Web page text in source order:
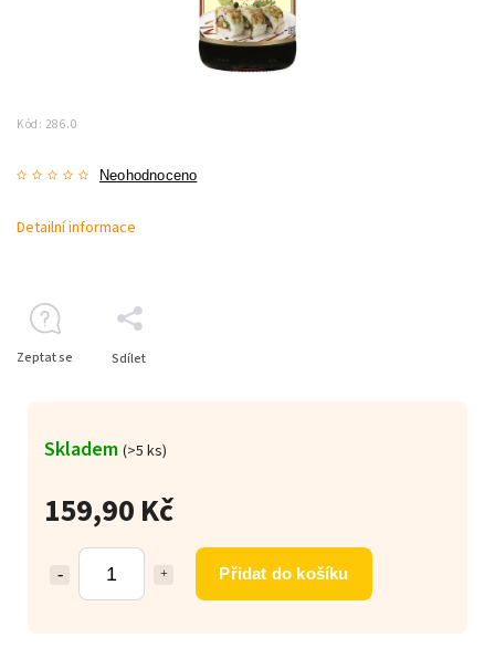
Kód: 286.0
Neohodnoceno
159,90 Kč
Přidat do košíku
Skladem (>5 ks)
Detailní informace
Zeptat se Sdílet